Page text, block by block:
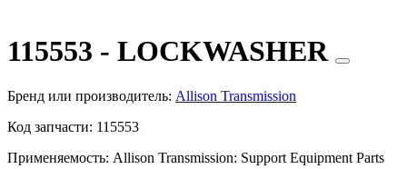
115553 - LOCKWASHER
Бренд или производитель: Allison Transmission
Код запчасти: 115553
Применяемость: Allison Transmission: Support Equipment Parts